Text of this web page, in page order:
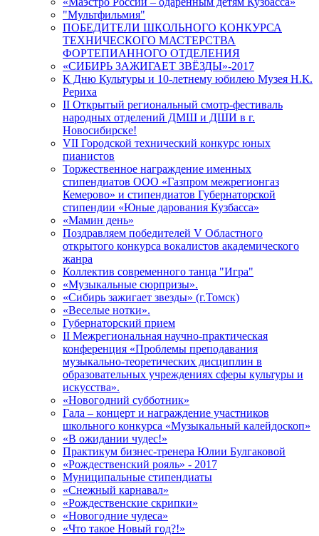
"Мультфильмия"
ПОБЕДИТЕЛИ ШКОЛЬНОГО КОНКУРСА
ТЕХНИЧЕСКОГО МАСТЕРСТВА
ФОРТЕПИАННОГО ОТДЕЛЕНИЯ
«СИБИРЬ ЗАЖИГАЕТ ЗВЁЗДЫ»-2017
К Дню Культуры и 10-летнему юбилею Музея Н.К.
Рериха
II Открытый региональный смотр-фестиваль
народных отделений ДМШ и ДШИ в г.
Новосибирске!
VII Городской технический конкурс юных
пианистов
Торжественное награждение именных
стипендиатов ООО «Газпром межрегионгаз
Кемерово» и стипендиатов Губернаторской
стипендии «Юные дарования Кузбасса»
«Мамин день»
Поздравляем победителей V Областного
открытого конкурса вокалистов академического
жанра
Коллектив современного танца "Игра"
«Музыкальные сюрпризы».
«Сибирь зажигает звезды» (г.Томск)
«Веселые нотки».
Губернаторский прием
II Межрегиональная научно-практическая
конференция «Проблемы преподавания
музыкально-теоретических дисциплин в
образовательных учреждениях сферы культуры и
искусства».
«Новогодний субботник»
Гала – концерт и награждение участников
школьного конкурса «Музыкальный калейдоскоп»
«В ожидании чудес!»
Практикум бизнес-тренера Юлии Булгаковой
«Рождественский рояль» - 2017
Муниципальные стипендиаты
«Снежный карнавал»
«Рождественские скрипки»
«Новогодние чудеса»
«Что такое Новый год?!»